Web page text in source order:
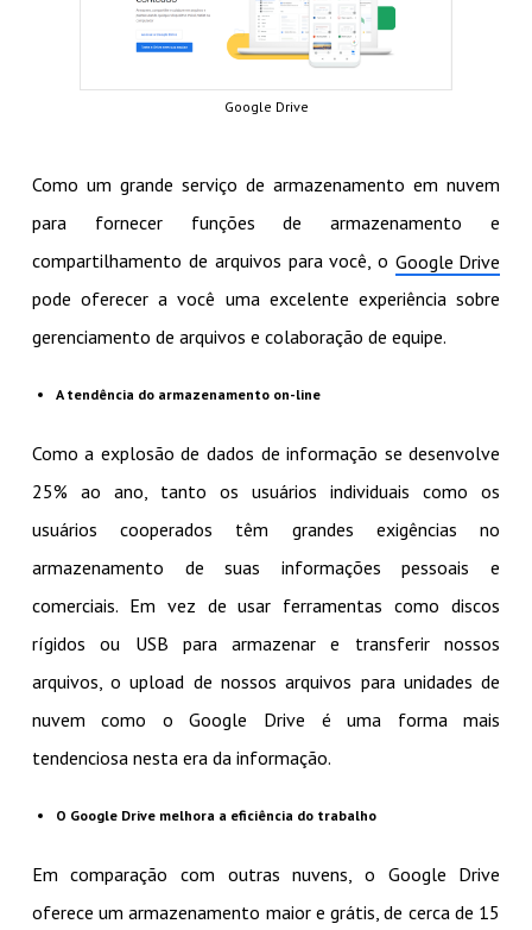
Google Drive
Como um grande serviço de armazenamento em nuvem
para fornecer funções de armazenamento e
compartilhamento de arquivos para você, oGoogle Drive
pode oferecer a você uma excelente experiência sobre
gerenciamento de arquivos e colaboração de equipe.
A tendência do armazenamento on-line
Como a explosão de dados de informação se desenvolve
25% ao ano, tanto os usuários individuais como os
usuários cooperados têm grandes exigências no
armazenamento de suas informações pessoais e
comerciais. Em vez de usar ferramentas como discos
rígidos ou USB para armazenar e transferir nossos
arquivos, o upload de nossos arquivos para unidades de
nuvem como o Google Drive é uma forma mais
tendenciosa nesta era da informação.
O Google Drive melhora a eficiência do trabalho
Em comparação com outras nuvens, o Google Drive
oferece um armazenamento maior e grátis, de cerca de 15